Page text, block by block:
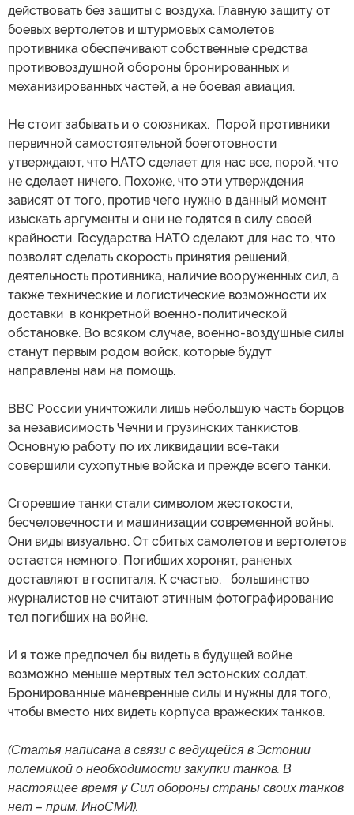
действовать без защиты с воздуха. Главную защиту от
боевых вертолетов и штурмовых самолетов
противника обеспечивают собственные средства
противовоздушной обороны бронированных и
механизированных частей, а не боевая авиация.
Не стоит забывать и о союзниках. Порой противники
первичной самостоятельной боеготовности
утверждают, что НАТО сделает для нас все, порой, что
не сделает ничего. Похоже, что эти утверждения
зависят от того, против чего нужно в данный момент
изыскать аргументы и они не годятся в силу своей
крайности. Государства НАТО сделают для нас то, что
позволят сделать скорость принятия решений,
деятельность противника, наличие вооруженных сил, а
также технические и логистические возможности их
доставки в конкретной военно-политической
обстановке. Во всяком случае, военно-воздушные силы
станут первым родом войск, которые будут
направлены нам на помощь.
ВВС России уничтожили лишь небольшую часть борцов
за независимость Чечни и грузинских танкистов.
Основную работу по их ликвидации все-таки
совершили сухопутные войска и прежде всего танки.
Сгоревшие танки стали символом жестокости,
бесчеловечности и машинизации современной войны.
Они виды визуально. От сбитых самолетов и вертолетов
остается немного. Погибших хоронят, раненых
доставляют в госпиталя. К счастью, большинство
журналистов не считают этичным фотографирование
тел погибших на войне.
И я тоже предпочел бы видеть в будущей войне
возможно меньше мертвых тел эстонских солдат.
Бронированные маневренные силы и нужны для того,
чтобы вместо них видеть корпуса вражеских танков.
(Статья написана в связи с ведущейся в Эстонии
полемикой о необходимости закупки танков. В
настоящее время у Сил обороны страны своих танков
нет – прим. ИноСМИ).